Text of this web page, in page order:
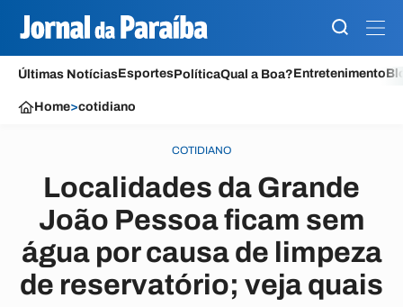
Últimas NotíciasEsportesPolíticaQual a Boa?Entretenimento
Home>cotidiano
COTIDIANO
Localidades da Grande
João Pessoa ficam sem
água por causa de limpeza
de reservatório; veja quais